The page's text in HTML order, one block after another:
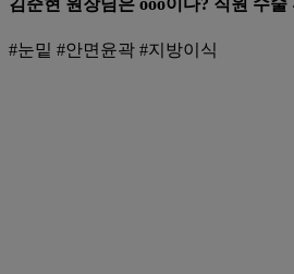
#눈밑 #안면윤곽 #지방이식